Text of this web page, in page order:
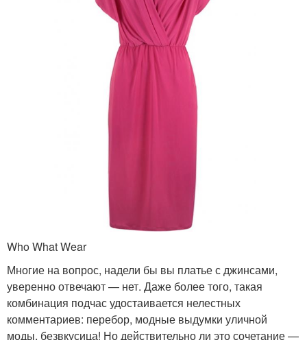
Who What Wear
Многие на вопрос, надели бы вы платье с джинсами,
уверенно отвечают — нет. Даже более того, такая
комбинация подчас удостаивается нелестных
комментариев: перебор, модные выдумки уличной
моды, безвкусица! Но действительно ли это сочетание —